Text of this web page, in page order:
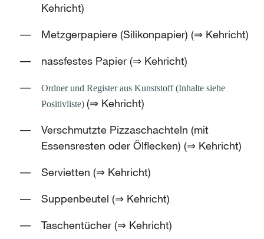
Kehricht)
Metzgerpapiere (Silikonpapier) (⇒ Kehricht)
nassfestes Papier (⇒ Kehricht)
Ordner und Register aus Kunststoff (Inhalte siehe
Positivliste) (⇒ Kehricht)
Verschmutzte Pizzaschachteln (mit
Essensresten oder Ölflecken) (⇒ Kehricht)
Servietten (⇒ Kehricht)
Suppenbeutel (⇒ Kehricht)
Taschentücher (⇒ Kehricht)